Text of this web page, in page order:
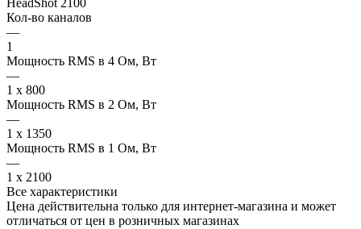
HeadShot 2100
Кол-во каналов
—
1
Мощность RMS в 4 Ом, Вт
—
1 x 800
Мощность RMS в 2 Ом, Вт
—
1 x 1350
Мощность RMS в 1 Ом, Вт
—
1 x 2100
Все характеристики
Цена действительна только для интернет-магазина и может
отличаться от цен в розничных магазинах